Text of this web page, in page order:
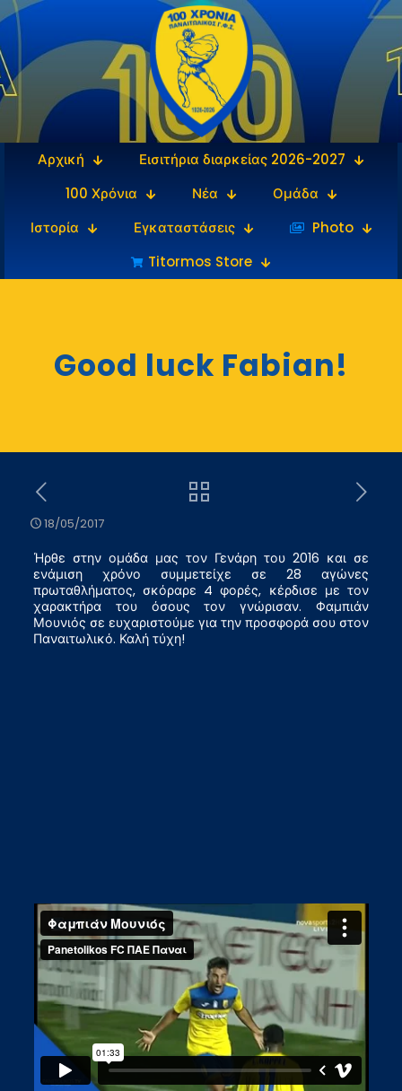
Αρχική
Εισιτήρια διαρκείας 2026-2027
100 Χρόνια
Νέα
Ομάδα
Ιστορία
Εγκαταστάσεις
‎‏‏‎ ‎Photo
Titormos Store
Good luck Fabian!
18/05/2017
Ήρθε στην ομάδα μας τον Γενάρη του 2016 και σε
ενάμιση χρόνο συμμετείχε σε 28 αγώνες
πρωταθλήματος, σκόραρε 4 φορές, κέρδισε με τον
χαρακτήρα του όσους τον γνώρισαν. Φαμπιάν
Μουνιός σε ευχαριστούμε για την προσφορά σου στον
Παναιτωλικό. Καλή τύχη!